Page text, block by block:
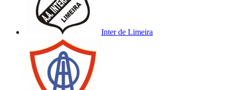
Inter de Limeira